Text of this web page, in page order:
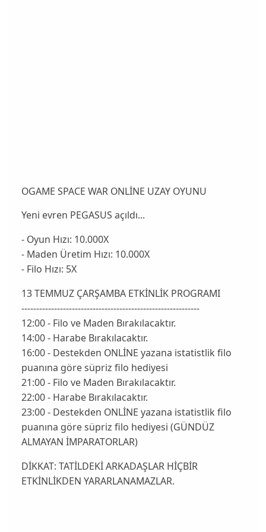
OGAME SPACE WAR ONLİNE UZAY OYUNU
Yeni evren PEGASUS açıldı...
- Oyun Hızı: 10.000X
- Maden Üretim Hızı: 10.000X
- Filo Hızı: 5X
13 TEMMUZ ÇARŞAMBA ETKİNLİK PROGRAMI
------------------------------------------------------------
12:00 - Filo ve Maden Bırakılacaktır.
14:00 - Harabe Bırakılacaktır.
16:00 - Destekden ONLİNE yazana istatistlik filo
puanına göre süpriz filo hediyesi
21:00 - Filo ve Maden Bırakılacaktır.
22:00 - Harabe Bırakılacaktır.
23:00 - Destekden ONLİNE yazana istatistlik filo
puanına göre süpriz filo hediyesi (GÜNDÜZ
ALMAYAN İMPARATORLAR)
DİKKAT: TATİLDEKİ ARKADAŞLAR HİÇBİR
ETKİNLİKDEN YARARLANAMAZLAR.